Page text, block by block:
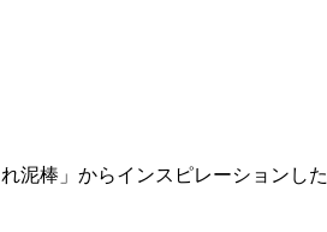
泥棒」からインスピレーションした